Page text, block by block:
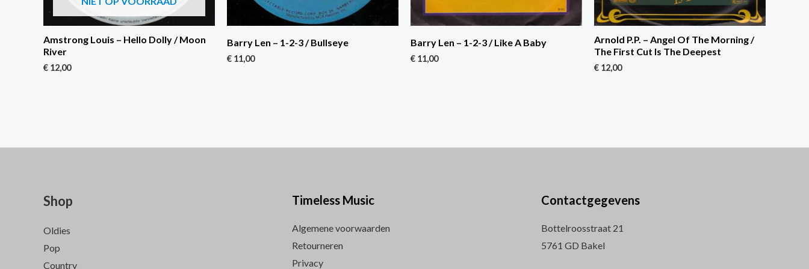
Amstrong Louis – Hello Dolly / Moon
River
€ 12,00
Barry Len – 1-2-3 / Bullseye
€ 11,00
Barry Len – 1-2-3 / Like A Baby
€ 11,00
Arnold P.P. – Angel Of The Morning /
The First Cut Is The Deepest
€ 12,00
Shop
Oldies
Pop
Country
Timeless Music
Algemene voorwaarden
Retourneren
Privacy
Contactgegevens
Bottelroosstraat 21
5761 GD Bakel